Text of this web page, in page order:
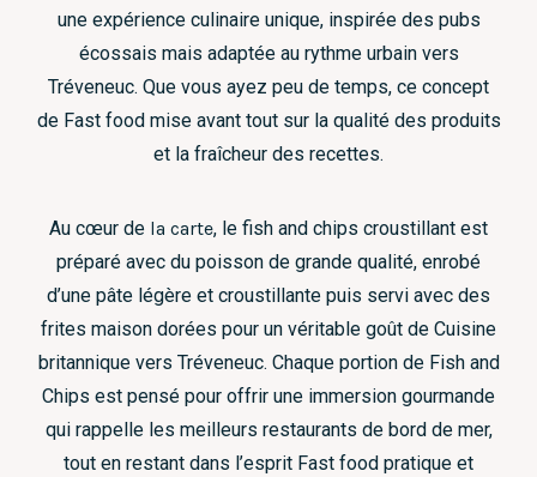
une expérience culinaire unique, inspirée des pubs
écossais mais adaptée au rythme urbain vers
Tréveneuc. Que vous ayez peu de temps, ce concept
de Fast food mise avant tout sur la qualité des produits
et la fraîcheur des recettes.
Au cœur de la carte, le fish and chips croustillant est
préparé avec du poisson de grande qualité, enrobé
d’une pâte légère et croustillante puis servi avec des
frites maison dorées pour un véritable goût de Cuisine
britannique vers Tréveneuc. Chaque portion de Fish and
Chips est pensé pour offrir une immersion gourmande
qui rappelle les meilleurs restaurants de bord de mer,
tout en restant dans l’esprit Fast food pratique et